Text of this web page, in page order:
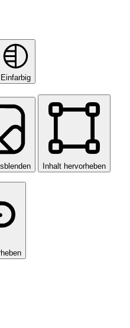
Einfarbig
Inhalt hervorheben